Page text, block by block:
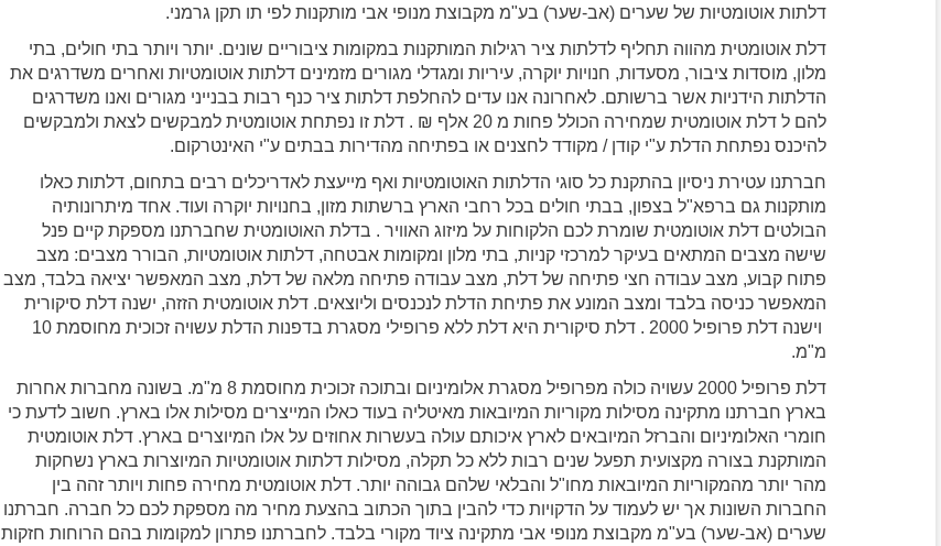
דלתות אוטומטיות של שערים (אב-שער) בע"מ מקבוצת מנופי אבי מותקנות לפי תו תקן גרמני.
דלת אוטומטית מהווה תחליף לדלתות ציר רגילות המותקנות במקומות ציבוריים שונים. יותר ויותר בתי חולים, בתי
מלון, מוסדות ציבור, מסעדות, חנויות יוקרה, עיריות ומגדלי מגורים מזמינים דלתות אוטומטיות ואחרים משדרגים את
הדלתות הידניות אשר ברשותם. לאחרונה אנו עדים להחלפת דלתות ציר כנף רבות בבנייני מגורים ואנו משדרגים
להם ל דלת אוטומטית שמחירה הכולל פחות מ 20 אלף ₪ . דלת זו נפתחת אוטומטית למבקשים לצאת ולמבקשים
להיכנס נפתחת הדלת ע"י קודן / מקודד לחצנים או בפתיחה מהדירות בבתים ע"י האינטרקום.
חברתנו עטירת ניסיון בהתקנת כל סוגי הדלתות האוטומטיות ואף מייעצת לאדריכלים רבים בתחום, דלתות כאלו
מותקנות גם ברפא"ל בצפון, בבתי חולים בכל רחבי הארץ ברשתות מזון, בחנויות יוקרה ועוד. אחד מיתרונותיה
הבולטים דלת אוטומטית שומרת לכם הלקוחות על מיזוג האוויר . בדלת האוטומטית שחברתנו מספקת קיים פנל
שישה מצבים המתאים בעיקר למרכזי קניות, בתי מלון ומקומות אבטחה, דלתות אוטומטיות, הבורר מצבים: מצב
פתוח קבוע, מצב עבודה חצי פתיחה של דלת, מצב עבודה פתיחה מלאה של דלת, מצב המאפשר יציאה בלבד, מצב
המאפשר כניסה בלבד ומצב המונע את פתיחת הדלת לנכנסים וליוצאים. דלת אוטומטית הזזה, ישנה דלת סיקורית
וישנה דלת פרופיל 2000 . דלת סיקורית היא דלת ללא פרופילי מסגרת בדפנות הדלת עשויה זכוכית מחוסמת 10
מ"מ.
דלת פרופיל 2000 עשויה כולה מפרופיל מסגרת אלומיניום ובתוכה זכוכית מחוסמת 8 מ"מ. בשונה מחברות אחרות
בארץ חברתנו מתקינה מסילות מקוריות המיובאות מאיטליה בעוד כאלו המייצרים מסילות אלו בארץ. חשוב לדעת כי
חומרי האלומיניום והברזל המיובאים לארץ איכותם עולה בעשרות אחוזים על אלו המיוצרים בארץ. דלת אוטומטית
המותקנת בצורה מקצועית תפעל שנים רבות ללא כל תקלה, מסילות דלתות אוטומטיות המיוצרות בארץ נשחקות
מהר יותר מהמקוריות המיובאות מחו"ל והבלאי שלהם גבוהה יותר. דלת אוטומטית מחירה פחות ויותר זהה בין
החברות השונות אך יש לעמוד על הדקויות כדי להבין בתוך הכתוב בהצעת מחיר מה מספקת לכם כל חברה. חברתנו
שערים (אב-שער) בע"מ מקבוצת מנופי אבי מתקינה ציוד מקורי בלבד. לחברתנו פתרון למקומות בהם הרוחות חזקות